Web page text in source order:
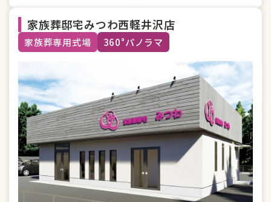
バリアフリー
家族葬邸宅みつわ西軽井沢店
家族葬専用式場 360°パノラマ